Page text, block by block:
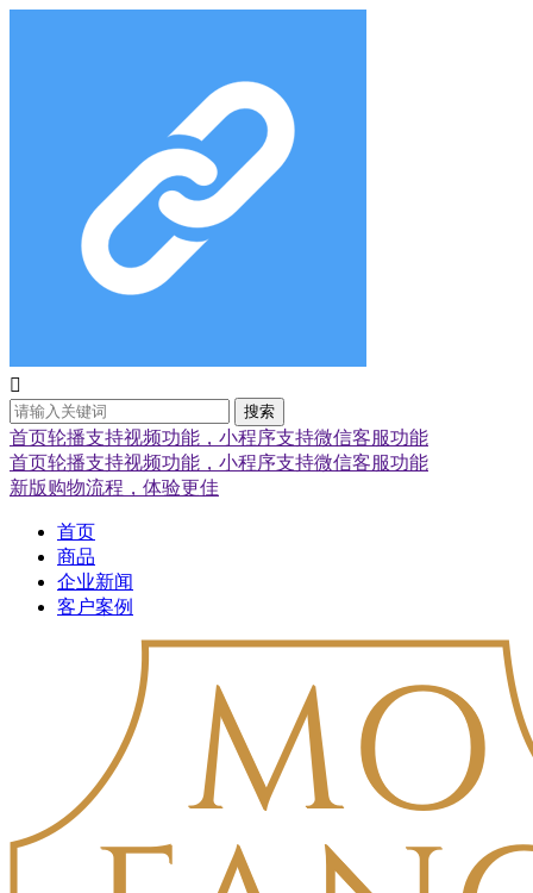

搜索
首页轮播支持视频功能，小程序支持微信客服功能
首页轮播支持视频功能，小程序支持微信客服功能
新版购物流程，体验更佳
首页
商品
企业新闻
客户案例